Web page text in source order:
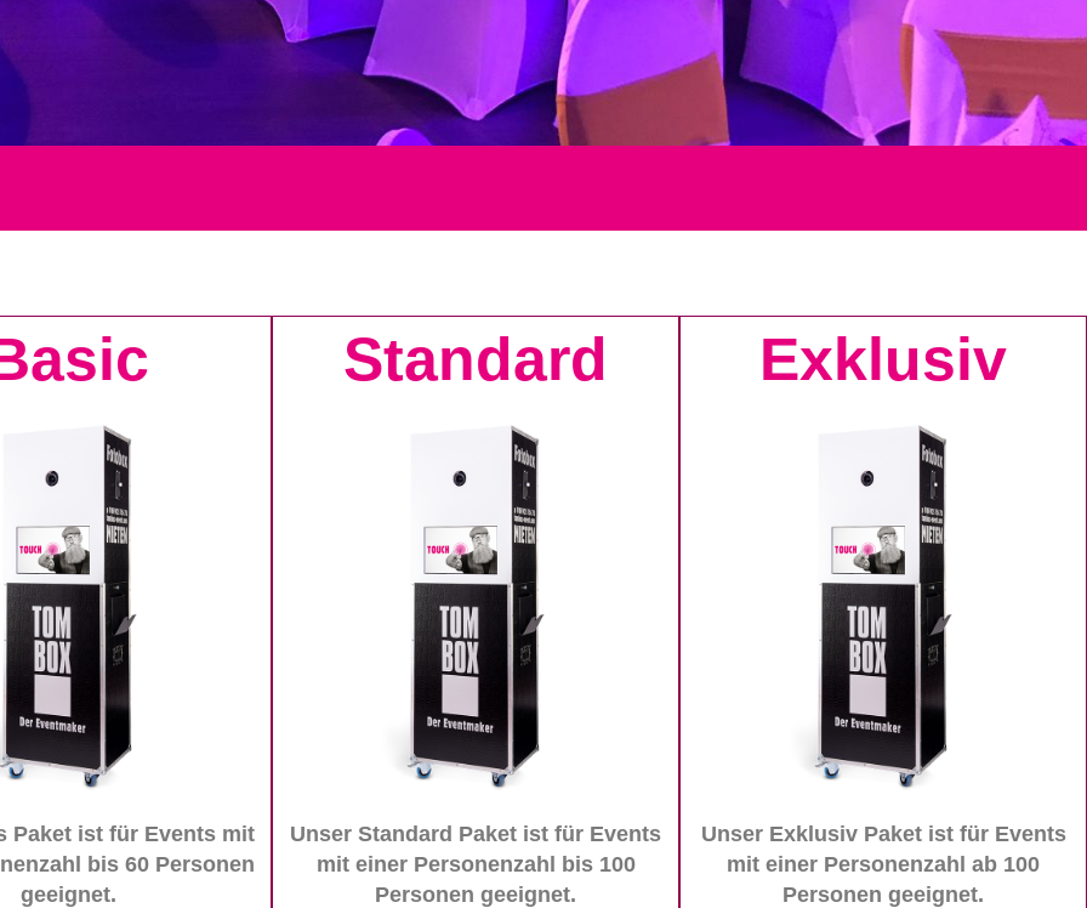
Paket ist für Events mit
bis 60 Personen
geeignet.
Standard
Unser Standard Paket ist für Events
mit einer Personenzahl bis 100
Personen geeignet.
Exklusiv
Unser Exklusiv Paket ist für Events
mit einer Personenzahl ab 100
Personen geeignet.